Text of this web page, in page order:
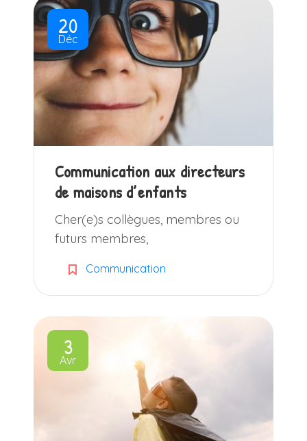
20
Déc
Communication aux directeurs
de maisons d’enfants
Cher(e)s collègues, membres ou
futurs membres,
Communication
3
Avr